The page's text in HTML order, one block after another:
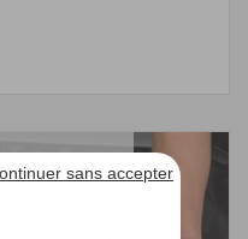
sans accepter